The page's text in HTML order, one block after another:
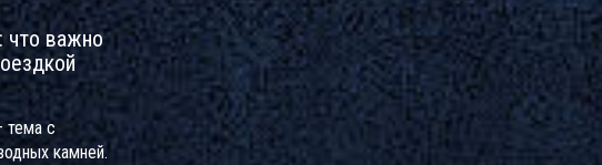
что важно
тема с
камней.